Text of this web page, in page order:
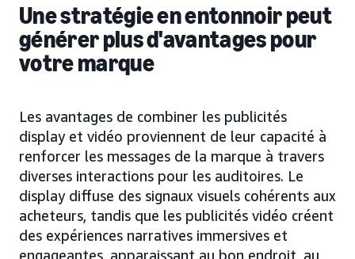
Une stratégie en entonnoir peut
générer plus d'avantages pour
votre marque
Les avantages de combiner les publicités
display et vidéo proviennent de leur capacité à
renforcer les messages de la marque à travers
diverses interactions pour les auditoires. Le
display diffuse des signaux visuels cohérents aux
acheteurs, tandis que les publicités vidéo créent
des expériences narratives immersives et
engageantes, apparaissant au bon endroit, au